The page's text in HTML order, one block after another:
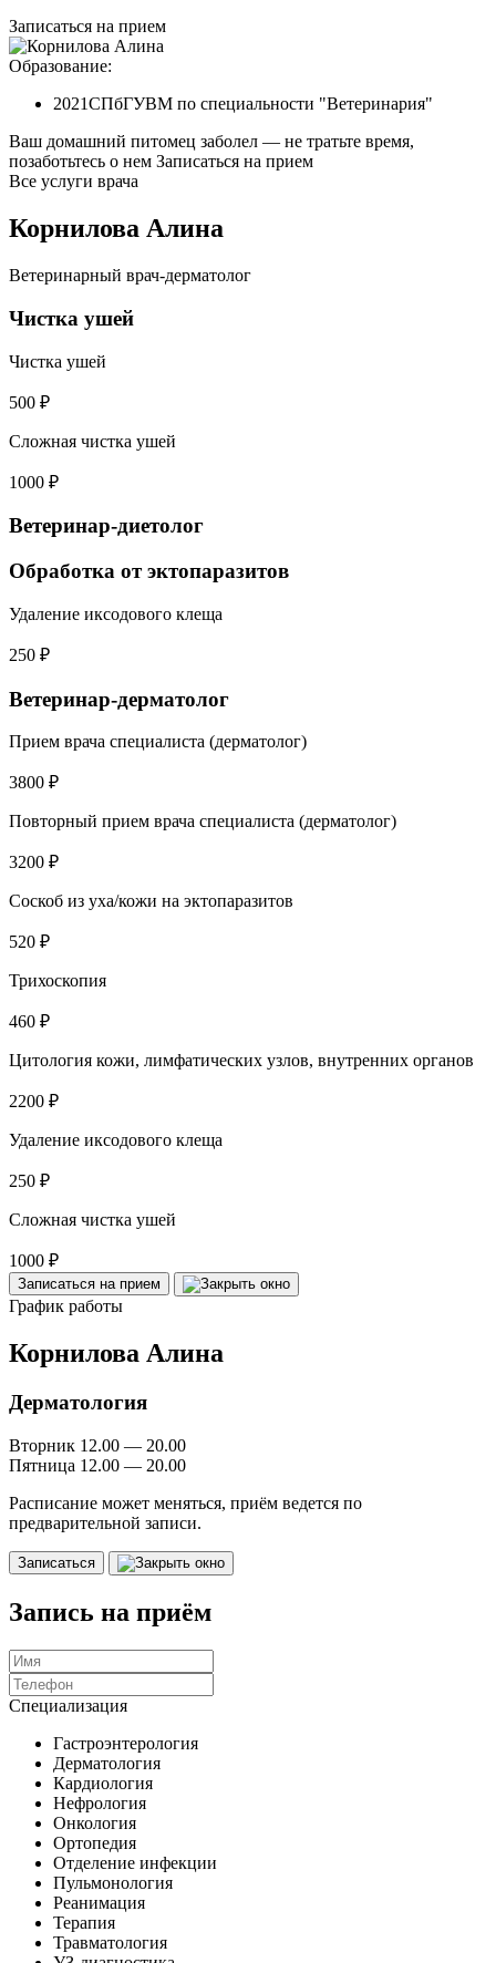
Записаться на прием
Образование:
2021СПбГУВМ по специальности "Ветеринария"
Ваш домашний питомец заболел — не тратьте время,
позаботьтесь о нем Записаться на прием
Все услуги врача
Корнилова Алина
Ветеринарный врач-дерматолог
Чистка ушей
Чистка ушей
500 ₽
Сложная чистка ушей
1000 ₽
Ветеринар-диетолог
Обработка от эктопаразитов
Удаление иксодового клеща
250 ₽
Ветеринар-дерматолог
Прием врача специалиста (дерматолог)
3800 ₽
Повторный прием врача специалиста (дерматолог)
3200 ₽
Соскоб из уха/кожи на эктопаразитов
520 ₽
Трихоскопия
460 ₽
Цитология кожи, лимфатических узлов, внутренних органов
2200 ₽
Удаление иксодового клеща
250 ₽
Сложная чистка ушей
1000 ₽
Записаться на прием
График работы
Корнилова Алина
Дерматология
Вторник 12.00 — 20.00
Пятница 12.00 — 20.00
Расписание может меняться, приём ведется по
предварительной записи.
Записаться
Запись на приём
Специализация
Гастроэнтерология
Дерматология
Кардиология
Нефрология
Онкология
Ортопедия
Отделение инфекции
Пульмонология
Реанимация
Терапия
Травматология